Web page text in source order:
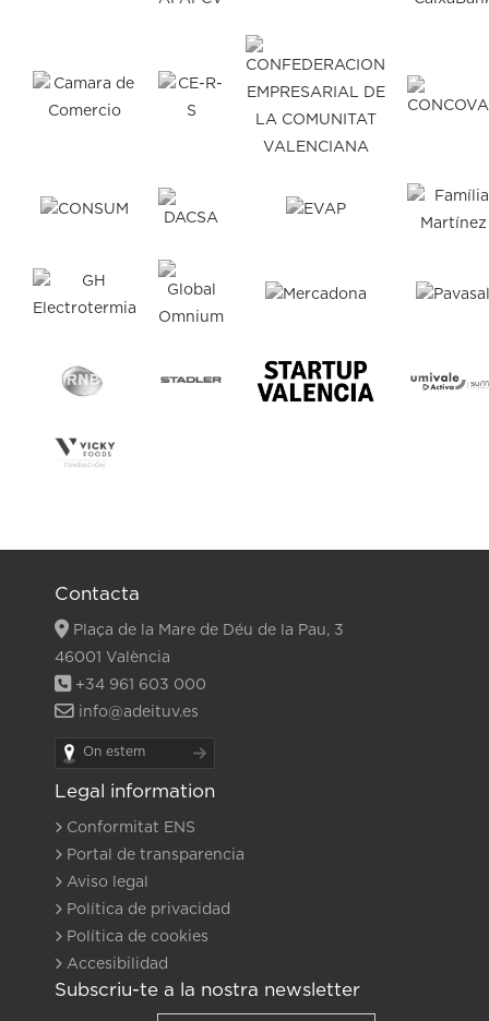
Contacta
Plaça de la Mare de Déu de la Pau, 3
46001 València
+34 961 603 000
info@adeituv.es
On estem
Legal information
Conformitat ENS
Portal de transparencia
Aviso legal
Política de privacidad
Política de cookies
Accesibilidad
Subscriu-te a la nostra newsletter